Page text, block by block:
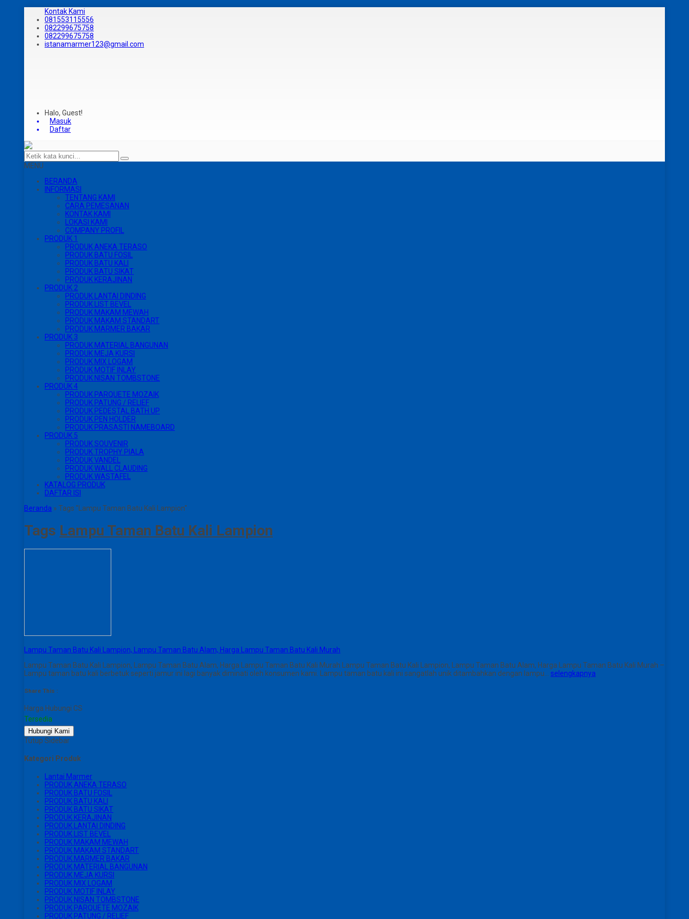
Kontak Kami
081553115556
082299675758
082299675758
istanamarmer123@gmail.com
Halo, Guest!
Masuk
Daftar
MENU
BERANDA
INFORMASI
TENTANG KAMI
CARA PEMESANAN
KONTAK KAMI
LOKASI KAMI
COMPANY PROFIL
PRODUK 1
PRODUK ANEKA TERASO
PRODUK BATU FOSIL
PRODUK BATU KALI
PRODUK BATU SIKAT
PRODUK KERAJINAN
PRODUK 2
PRODUK LANTAI DINDING
PRODUK LIST BEVEL
PRODUK MAKAM MEWAH
PRODUK MAKAM STANDART
PRODUK MARMER BAKAR
PRODUK 3
PRODUK MATERIAL BANGUNAN
PRODUK MEJA KURSI
PRODUK MIX LOGAM
PRODUK MOTIF INLAY
PRODUK NISAN TOMBSTONE
PRODUK 4
PRODUK PARQUETE MOZAIK
PRODUK PATUNG / RELIEF
PRODUK PEDESTAL BATH UP
PRODUK PEN HOLDER
PRODUK PRASASTI NAMEBOARD
PRODUK 5
PRODUK SOUVENIR
PRODUK TROPHY PIALA
PRODUK VANDEL
PRODUK WALL CLAUDING
PRODUK WASTAFEL
KATALOG PRODUK
DAFTAR ISI
Beranda » Tags "Lampu Taman Batu Kali Lampion"
Tags Lampu Taman Batu Kali Lampion
Lampu Taman Batu Kali Lampion, Lampu Taman Batu Alam, Harga Lampu Taman Batu Kali Murah
Lampu Taman Batu Kali Lampion, Lampu Taman Batu Alam, Harga Lampu Taman Batu Kali Murah Lampu Taman Batu Kali Lampion, Lampu Taman Batu Alam, Harga Lampu Taman Batu Kali Murah –
Lampu taman batu kali berbetuk seperti jamur ini lagi banyak diminati oleh konsumen kami. Lampu taman batu kali ini sangatlah unik ditambahkan dengan lampu… selengkapnya
Share This :
Harga Hubungi CS
Tersedia
Hubungi Kami
Tutup Sidebar
Kategori Produk
Lantai Marmer
PRODUK ANEKA TERASO
PRODUK BATU FOSIL
PRODUK BATU KALI
PRODUK BATU SIKAT
PRODUK KERAJINAN
PRODUK LANTAI DINDING
PRODUK LIST BEVEL
PRODUK MAKAM MEWAH
PRODUK MAKAM STANDART
PRODUK MARMER BAKAR
PRODUK MATERIAL BANGUNAN
PRODUK MEJA KURSI
PRODUK MIX LOGAM
PRODUK MOTIF INLAY
PRODUK NISAN TOMBSTONE
PRODUK PARQUETE MOZAIK
PRODUK PATUNG / RELIEF